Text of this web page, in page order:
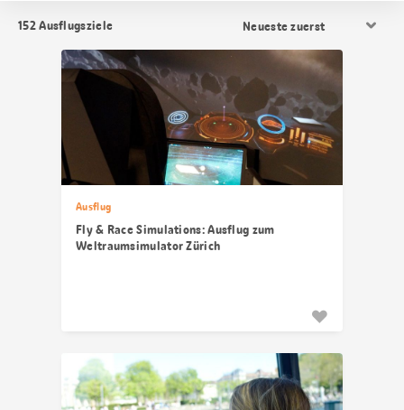
152Ausflugsziele
Sortierung
Ausflug
Fly & Race Simulations: Ausflug zum
Weltraumsimulator Zürich